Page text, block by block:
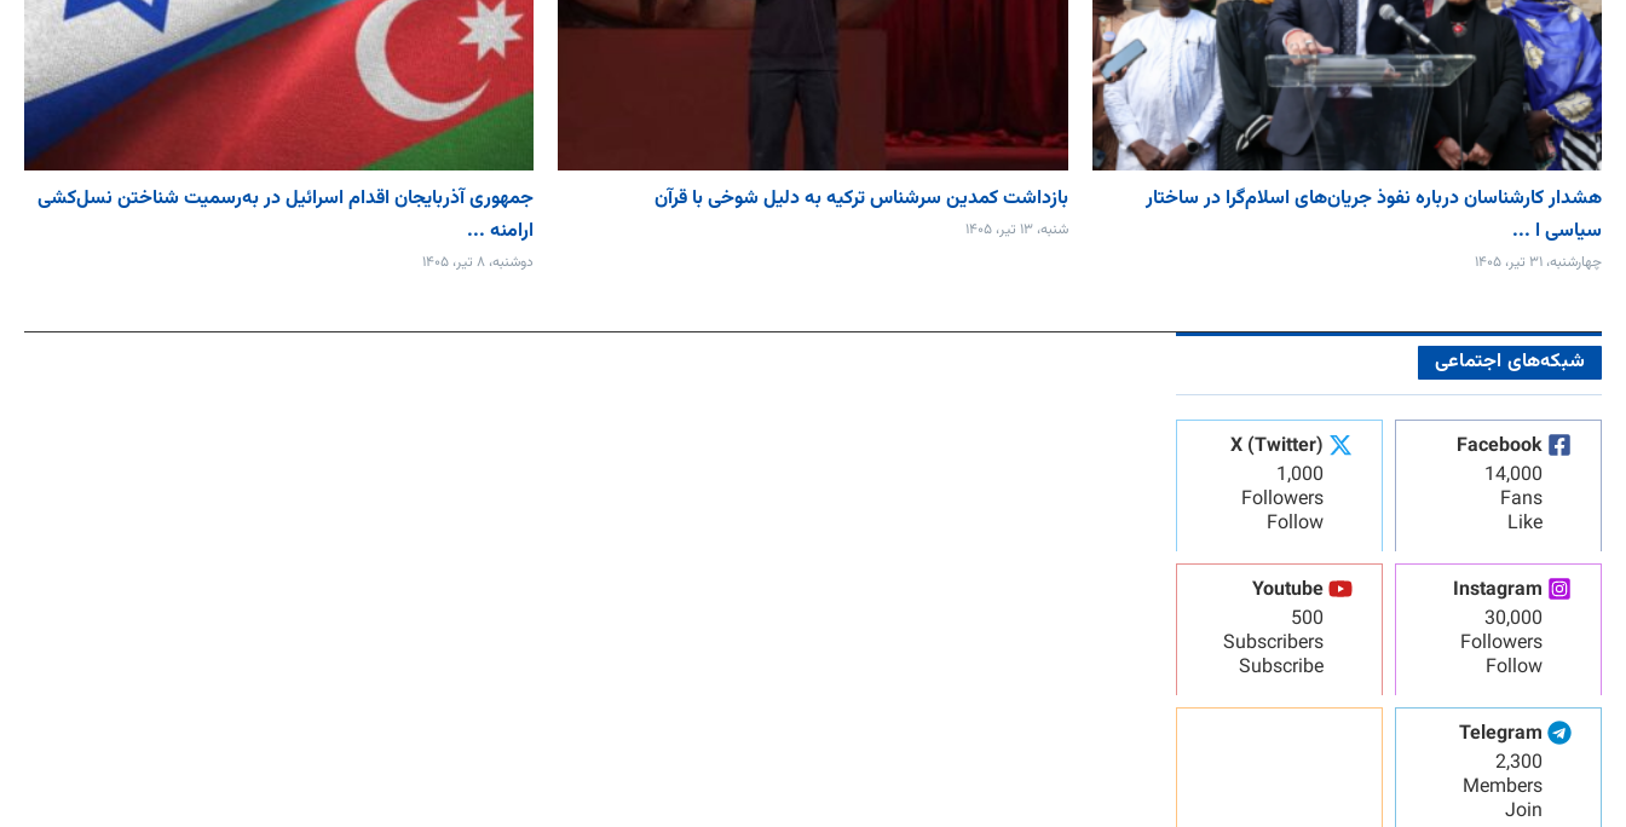
هشدار کارشناسان درباره نفوذ جریان‌های اسلام‌گرا در ساختار
سیاسی ا ...
چهارشنبه، ۳۱ تیر، ۱۴۰۵
بازداشت کمدین سرشناس ترکیه به دلیل شوخی با قرآن
شنبه، ۱۳ تیر، ۱۴۰۵
جمهوری آذربایجان اقدام اسرائیل در به‌رسمیت شناختن نسل‌کشی
ارامنه ...
دوشنبه، ۸ تیر، ۱۴۰۵
شبکه‌های اجتماعی
Facebook
14,000
Fans
Like
X (Twitter)
1,000
Followers
Follow
Instagram
30,000
Followers
Follow
Youtube
500
Subscribers
Subscribe
Telegram
2,300
Members
Join